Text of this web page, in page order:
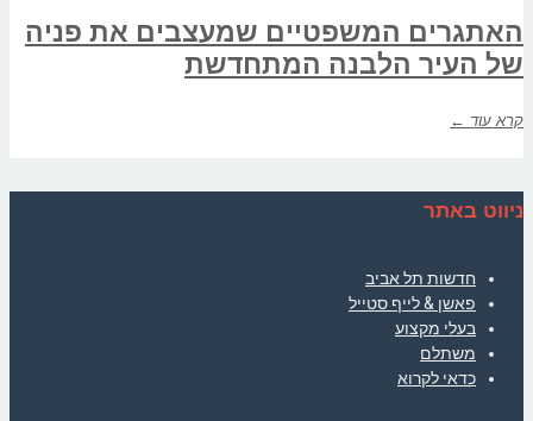
האתגרים המשפטיים שמעצבים את פניה
של העיר הלבנה המתחדשת
קרא עוד ←
ניווט באתר
חדשות תל אביב
פאשן & לייף סטייל
בעלי מקצוע
משתלם
כדאי לקרוא